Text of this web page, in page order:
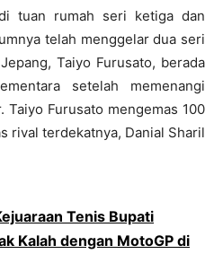
tuan rumah seri ketiga dan
telah menggelar dua seri
Taiyo Furusato, berada
setelah memenangi
Taiyo Furusato mengemas 100
rival terdekatnya, Danial Sharil
Tenis Bupati
Kalah dengan MotoGP di